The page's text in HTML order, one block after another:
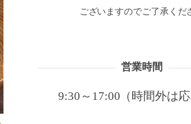
ございますのでご了承くだ
営業時間
9:30～17:00（時間外は応